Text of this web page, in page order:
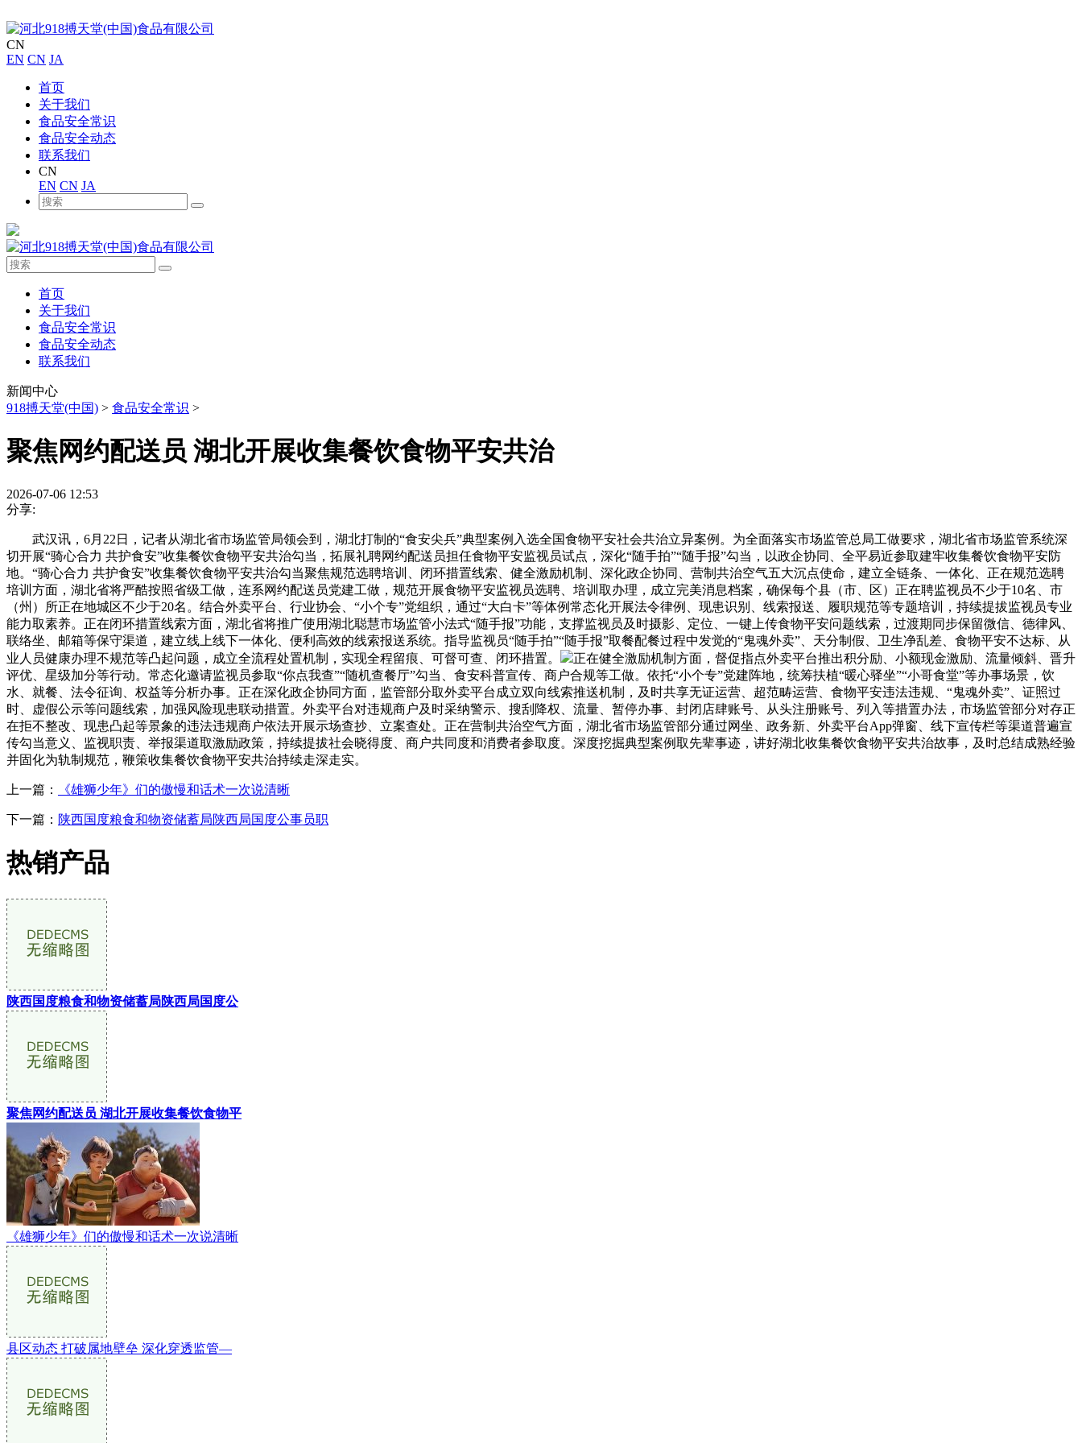
CN
EN CN JA
首页
关于我们
食品安全常识
食品安全动态
联系我们
CN
EN CN JA
首页
关于我们
食品安全常识
食品安全动态
联系我们
新闻中心
918搏天堂(中国) > 食品安全常识 >
聚焦网约配送员 湖北开展收集餐饮食物平安共治
2026-07-06 12:53
分享:
武汉讯，6月22日，记者从湖北省市场监管局领会到，湖北打制的“食安尖兵”典型案例入选全国食物平安社会共治立异案例。为全面落实市场监管总局工做要求，湖北省市场监管系统深
切开展“骑心合力 共护食安”收集餐饮食物平安共治勾当，拓展礼聘网约配送员担任食物平安监视员试点，深化“随手拍”“随手报”勾当，以政企协同、全平易近参取建牢收集餐饮食物平安防
地。“骑心合力 共护食安”收集餐饮食物平安共治勾当聚焦规范选聘培训、闭环措置线索、健全激励机制、深化政企协同、营制共治空气五大沉点使命，建立全链条、一体化、正在规范选聘
培训方面，湖北省将严酷按照省级工做，连系网约配送员党建工做，规范开展食物平安监视员选聘、培训取办理，成立完美消息档案，确保每个县（市、区）正在聘监视员不少于10名、市
（州）所正在地城区不少于20名。结合外卖平台、行业协会、“小个专”党组织，通过“大白卡”等体例常态化开展法令律例、现患识别、线索报送、履职规范等专题培训，持续提拔监视员专业
能力取素养。正在闭环措置线索方面，湖北省将推广使用湖北聪慧市场监管小法式“随手报”功能，支撑监视员及时摄影、定位、一键上传食物平安问题线索，过渡期同步保留微信、德律风、
联络坐、邮箱等保守渠道，建立线上线下一体化、便利高效的线索报送系统。指导监视员“随手拍”“随手报”取餐配餐过程中发觉的“鬼魂外卖”、天分制假、卫生净乱差、食物平安不达标、从
业人员健康办理不规范等凸起问题，成立全流程处置机制，实现全程留痕、可督可查、闭环措置。
正在健全激励机制方面，督促指点外卖平台推出积分励、小额现金激励、流量倾斜、晋升
评优、星级加分等行动。常态化邀请监视员参取“你点我查”“随机查餐厅”勾当、食安科普宣传、商户合规等工做。依托“小个专”党建阵地，统筹扶植“暖心驿坐”“小哥食堂”等办事场景，饮
水、就餐、法令征询、权益等分析办事。正在深化政企协同方面，监管部分取外卖平台成立双向线索推送机制，及时共享无证运营、超范畴运营、食物平安违法违规、“鬼魂外卖”、证照过
时、虚假公示等问题线索，加强风险现患联动措置。外卖平台对违规商户及时采纳警示、搜刮降权、流量、暂停办事、封闭店肆账号、从头注册账号、列入等措置办法，市场监管部分对存正
在拒不整改、现患凸起等景象的违法违规商户依法开展示场查抄、立案查处。正在营制共治空气方面，湖北省市场监管部分通过网坐、政务新、外卖平台App弹窗、线下宣传栏等渠道普遍宣
传勾当意义、监视职责、举报渠道取激励政策，持续提拔社会晓得度、商户共同度和消费者参取度。深度挖掘典型案例取先辈事迹，讲好湖北收集餐饮食物平安共治故事，及时总结成熟经验
并固化为轨制规范，鞭策收集餐饮食物平安共治持续走深走实。
上一篇： 《雄狮少年》们的傲慢和话术一次说清晰
下一篇： 陕西国度粮食和物资储蓄局陕西局国度公事员职
热销产品
陕西国度粮食和物资储蓄局陕西局国度公
聚焦网约配送员 湖北开展收集餐饮食物平
《雄狮少年》们的傲慢和话术一次说清晰
县区动态 打破属地壁垒 深化穿透监管—